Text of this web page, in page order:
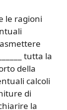
le ragioni
tutta la
della
calcoli
di
la